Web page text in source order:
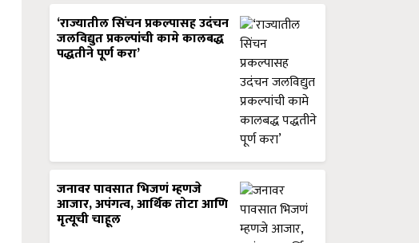
‘राज्यातील सिंचन प्रकल्पासह उदंचन
जलविद्युत प्रकल्पांची कामे कालबद्ध
पद्धतीने पूर्ण करा’
जनावर पावसात भिजणं म्हणजे
आजार, अपंगत्व, आर्थिक तोटा आणि
मृत्यूची चाहूल